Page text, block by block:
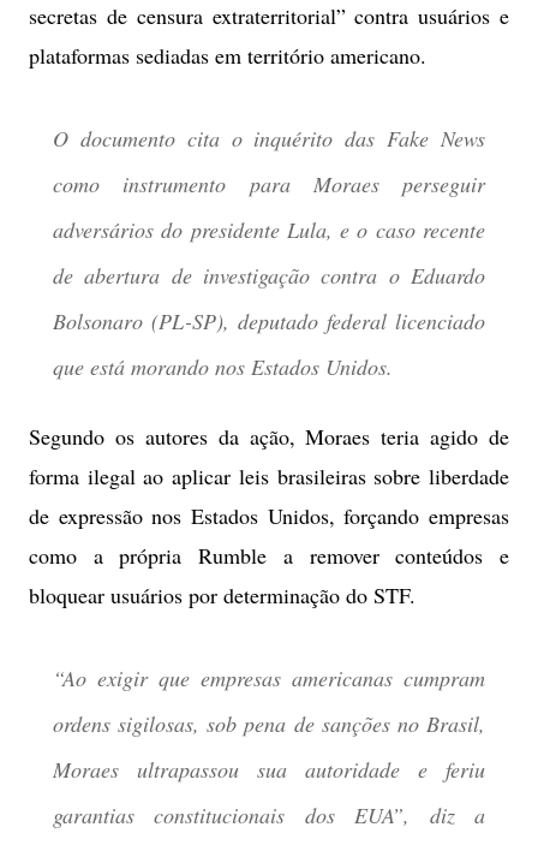
secretas de censura extraterritorial” contra usuários e
plataformas sediadas em território americano.
O documento cita o inquérito das Fake News
como instrumento para Moraes perseguir
adversários do presidente Lula, e o caso recente
de abertura de investigação contra o Eduardo
Bolsonaro (PL-SP), deputado federal licenciado
que está morando nos Estados Unidos.
Segundo os autores da ação, Moraes teria agido de
forma ilegal ao aplicar leis brasileiras sobre liberdade
de expressão nos Estados Unidos, forçando empresas
como a própria Rumble a remover conteúdos e
bloquear usuários por determinação do STF.
“Ao exigir que empresas americanas cumpram
ordens sigilosas, sob pena de sanções no Brasil,
Moraes ultrapassou sua autoridade e feriu
garantias constitucionais dos EUA”, diz a